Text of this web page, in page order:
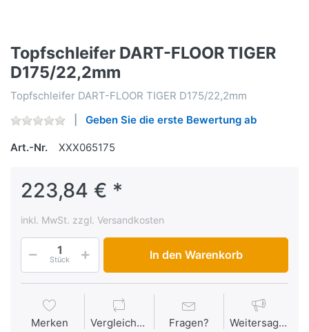
Topfschleifer DART-FLOOR TIGER
D175/22,2mm
Topfschleifer DART-FLOOR TIGER D175/22,2mm
Geben Sie die erste Bewertung ab
Art.-Nr. XXX065175
223,84 € *
inkl. MwSt. zzgl. Versandkosten
Stück In den Warenkorb
Merken Vergleichen Fragen? Weitersagen